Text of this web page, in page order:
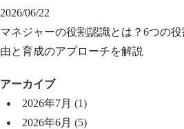
2026/06/22
マネジャーの役割認識とは？6つの
由と育成のアプローチを解説
アーカイブ
2026年7月 (1)
2026年6月 (5)